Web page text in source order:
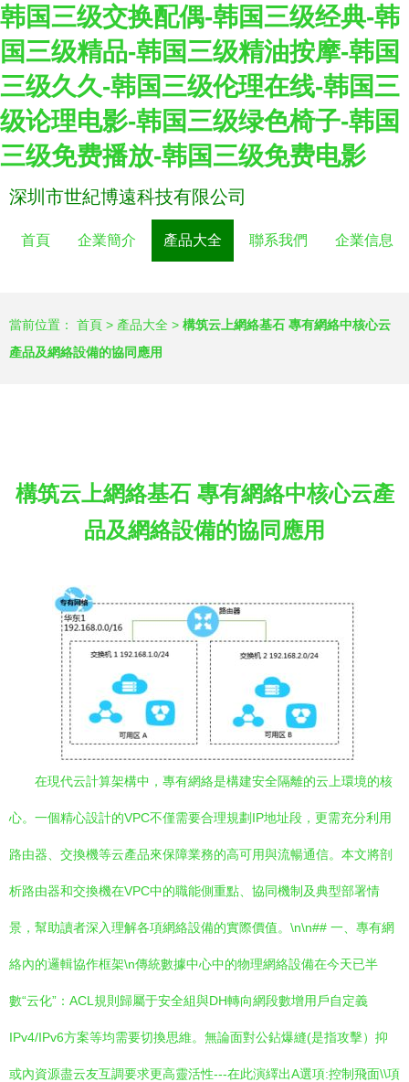
韩国三级交换配偶-韩国三级经典-韩
国三级精品-韩国三级精油按摩-韩国
三级久久-韩国三级伦理在线-韩国三
级论理电影-韩国三级绿色椅子-韩国
三级免费播放-韩国三级免费电影
深圳市世紀博遠科技有限公司
首頁 企業簡介 產品大全 聯系我們 企業信息
當前位置： 首頁 > 產品大全 > 構筑云上網絡基石 專有網絡中核心云
產品及網絡設備的協同應用
構筑云上網絡基石 專有網絡中核心云產
品及網絡設備的協同應用
在現代云計算架構中，專有網絡是構建安全隔離的云上環境的核
心。一個精心設計的VPC不僅需要合理規劃IP地址段，更需充分利用
路由器、交換機等云產品來保障業務的高可用與流暢通信。本文將剖
析路由器和交換機在VPC中的職能側重點、協同機制及典型部署情
景，幫助讀者深入理解各項網絡設備的實際價值。\n\n## 一、專有網
絡內的邏輯協作框架\n傳統數據中心中的物理網絡設備在今天已半
數“云化”：ACL規則歸屬于安全組與DH轉向網段數增用戶自定義
IPv4/IPv6方案等均需要切換思維。無論面對公鉆爆縫(是指攻擊）抑
或內資源盡云友互調要求更高靈活性---在此演繹出A選項:控制飛面\\項